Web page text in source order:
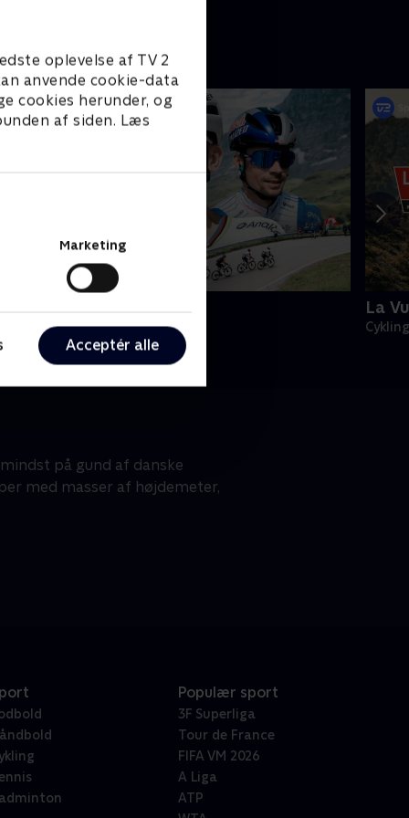
oplevelse af TV 2
anvende cookie-data
cookies herunder, og
af siden. Læs
Marketing
Acceptér alle
La
Cykling
på gund af danske
med masser af højdemeter,
Populær sport
3F Superliga
Tour de France
FIFA VM 2026
A Liga
ATP